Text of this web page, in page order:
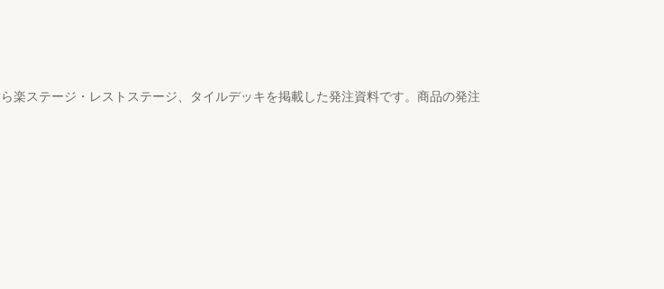
楽ステージ・レストステージ、タイルデッキを掲載した発注資料です。商品の発注